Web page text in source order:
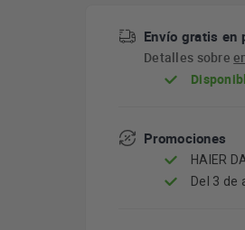
Envío gratis en
Detalles sobre
Promociones
HAIER
Del 3 de